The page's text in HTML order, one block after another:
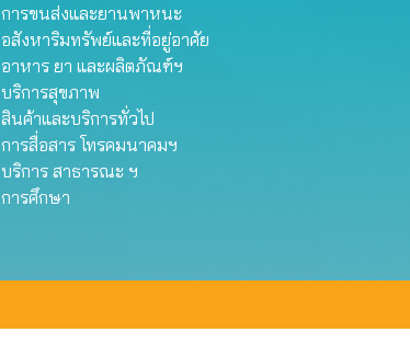
การขนส่งและยานพาหนะ
อสังหาริมทรัพย์และที่อยู่อาศัย
อาหาร ยา และผลิตภัณฑ์ฯ
บริการสุขภาพ
สินค้าและบริการทั่วไป
การสื่อสาร โทรคมนาคมฯ
บริการ สาธารณะ ฯ
การศึกษา